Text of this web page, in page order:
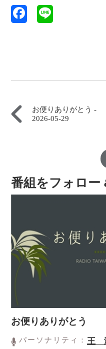
お便りありがとう -
2026-05-29
番組をフォロー
お便りありがとう
パーソナリティ： 王